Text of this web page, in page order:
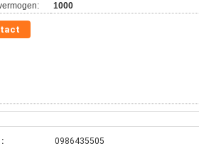
1000
0986435505